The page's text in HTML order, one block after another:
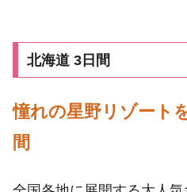
北海道 3日間
憧れの星野リゾート
間